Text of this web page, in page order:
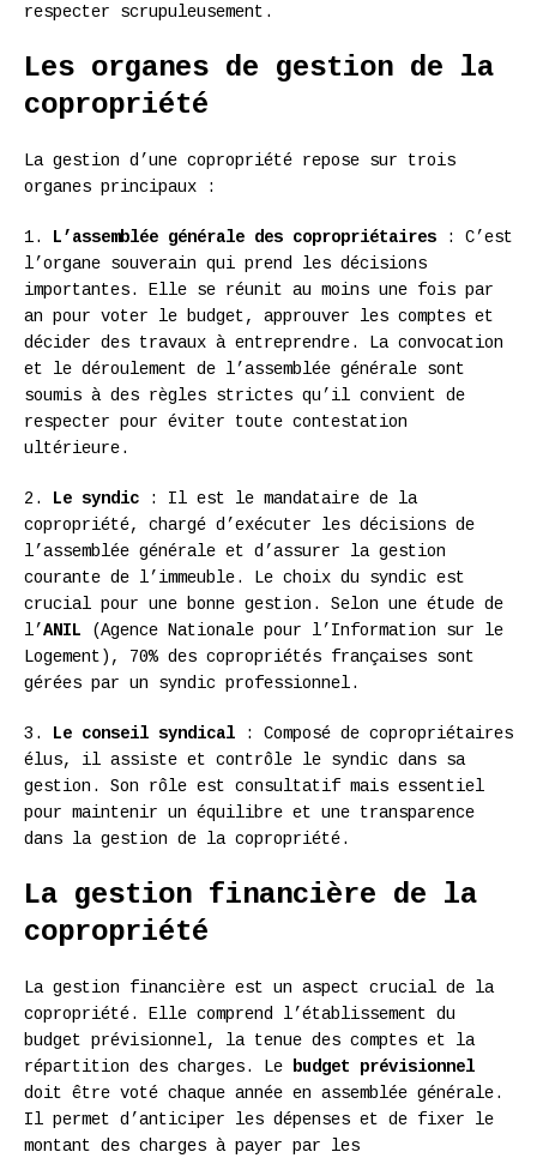
respecter scrupuleusement.
Les organes de gestion de la
copropriété
La gestion d’une copropriété repose sur trois
organes principaux :
1. L’assemblée générale des copropriétaires : C’est
l’organe souverain qui prend les décisions
importantes. Elle se réunit au moins une fois par
an pour voter le budget, approuver les comptes et
décider des travaux à entreprendre. La convocation
et le déroulement de l’assemblée générale sont
soumis à des règles strictes qu’il convient de
respecter pour éviter toute contestation
ultérieure.
2. Le syndic : Il est le mandataire de la
copropriété, chargé d’exécuter les décisions de
l’assemblée générale et d’assurer la gestion
courante de l’immeuble. Le choix du syndic est
crucial pour une bonne gestion. Selon une étude de
l’ANIL (Agence Nationale pour l’Information sur le
Logement), 70% des copropriétés françaises sont
gérées par un syndic professionnel.
3. Le conseil syndical : Composé de copropriétaires
élus, il assiste et contrôle le syndic dans sa
gestion. Son rôle est consultatif mais essentiel
pour maintenir un équilibre et une transparence
dans la gestion de la copropriété.
La gestion financière de la
copropriété
La gestion financière est un aspect crucial de la
copropriété. Elle comprend l’établissement du
budget prévisionnel, la tenue des comptes et la
répartition des charges. Le
budget prévisionnel
doit être voté chaque année en assemblée générale.
Il permet d’anticiper les dépenses et de fixer le
montant des charges à payer par les